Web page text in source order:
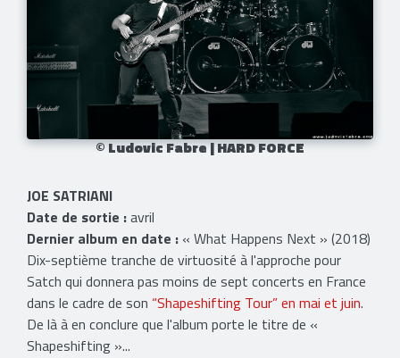
© Ludovic Fabre | HARD FORCE
JOE SATRIANI
Date de sortie :avril
Dernier album en date : « What Happens Next » (2018)
Dix-septième tranche de virtuosité à l'approche pour
Satch qui donnera pas moins de sept concerts en France
dans le cadre de son “Shapeshifting Tour” en mai et juin.
De là à en conclure que l'album porte le titre de «
Shapeshifting »...